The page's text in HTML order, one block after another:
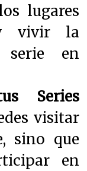
lugares
vivir la
serie en
Series
visitar
sino que
en